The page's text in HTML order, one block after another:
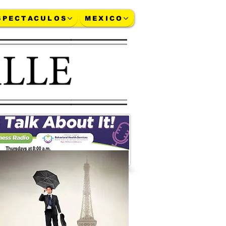
a-1,75-billones-su-plan More...
MEXICO